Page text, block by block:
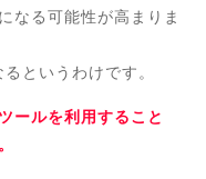
なる可能性が高まりま
というわけです。
ールを利用すること